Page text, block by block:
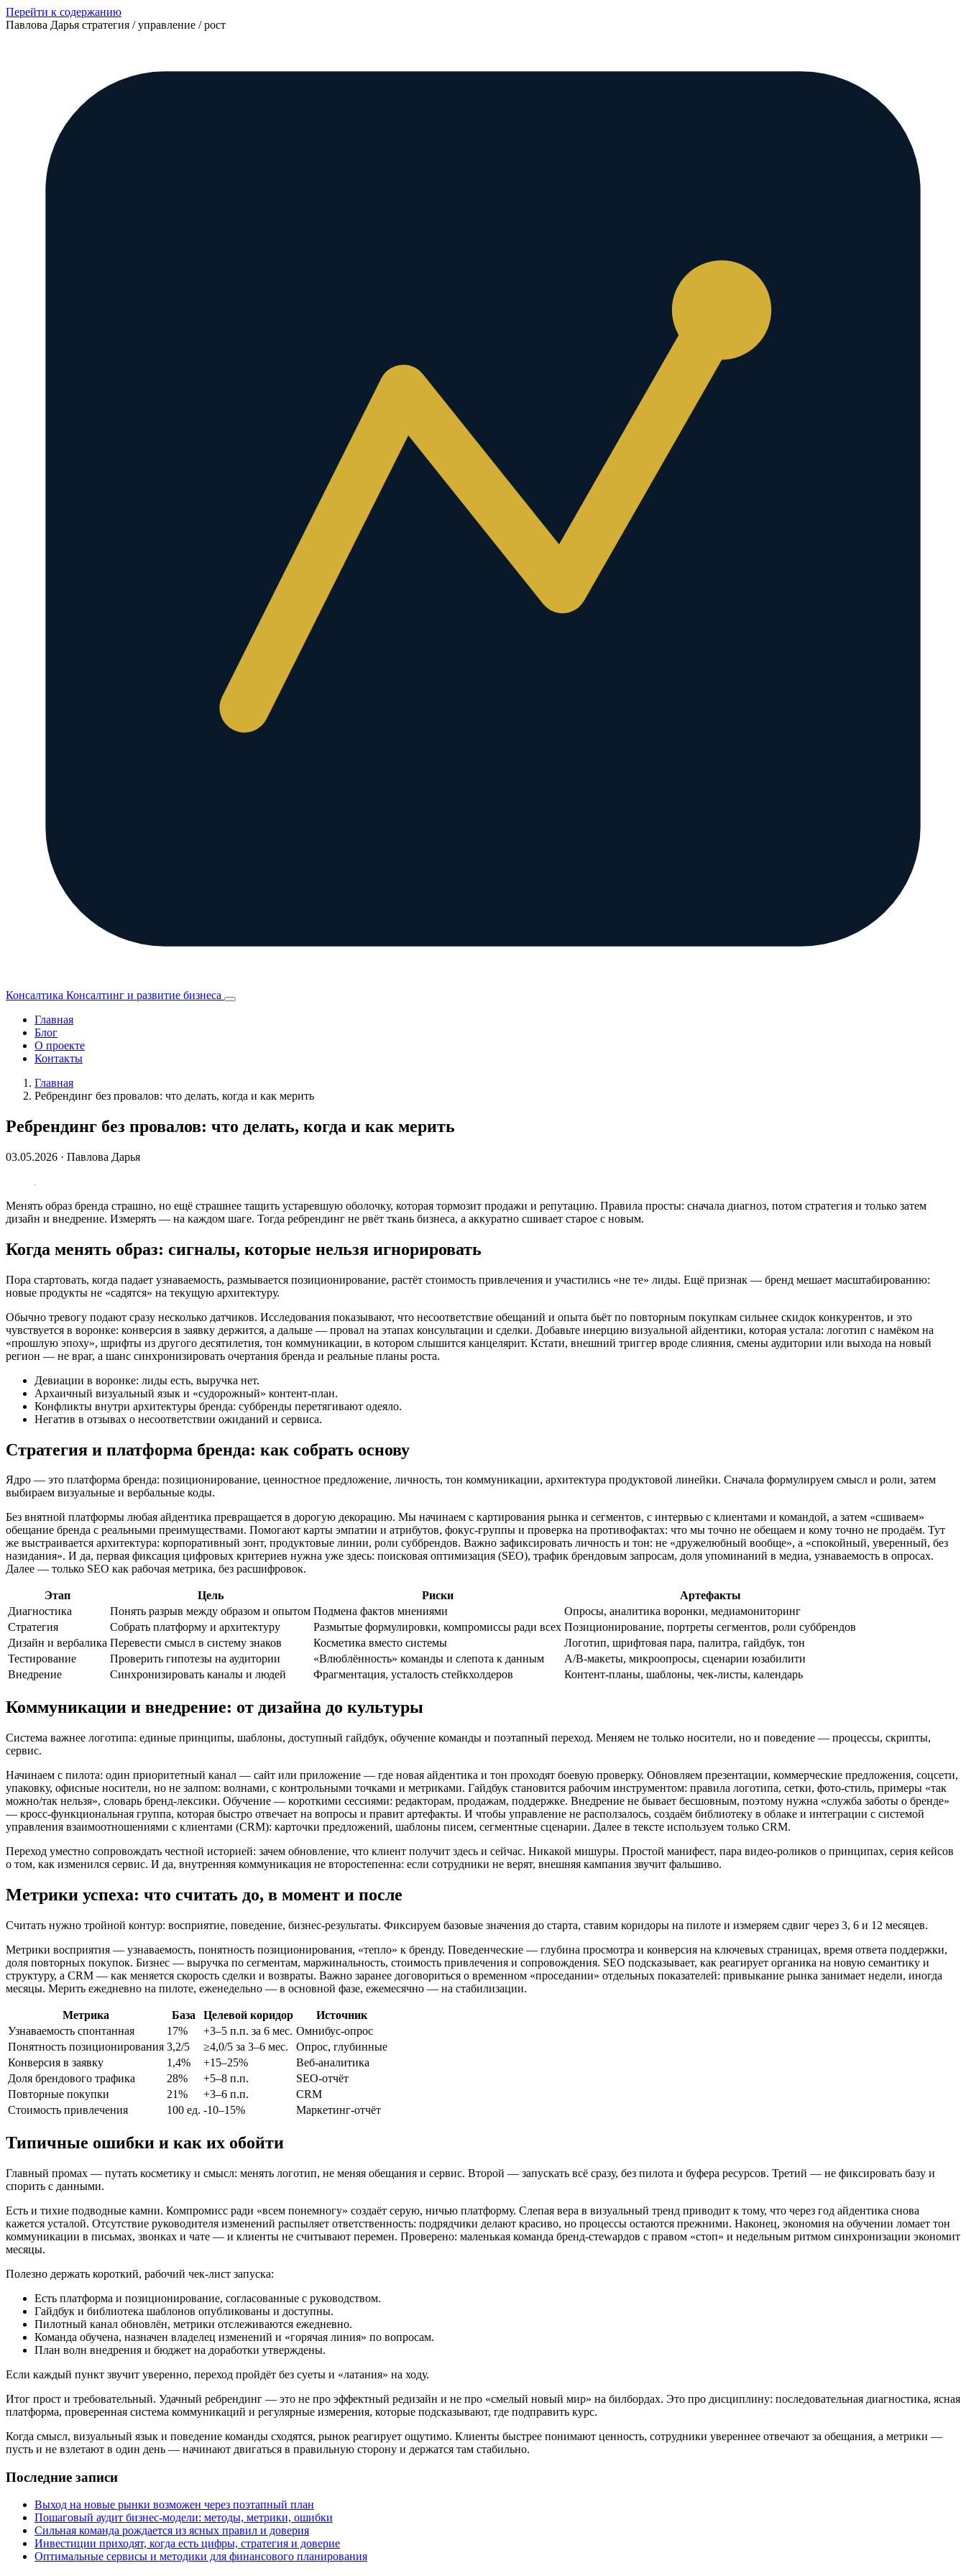
Перейти к содержанию
Павлова Дарья стратегия / управление / рост
Консалтика Консалтинг и развитие бизнеса
Главная
Блог
О проекте
Контакты
Главная
Ребрендинг без провалов: что делать, когда и как мерить
Ребрендинг без провалов: что делать, когда и как мерить
03.05.2026 · Павлова Дарья
Менять образ бренда страшно, но ещё страшнее тащить устаревшую оболочку, которая тормозит продажи и репутацию. Правила просты: сначала диагноз, потом стратегия и только затем
дизайн и внедрение. Измерять — на каждом шаге. Тогда ребрендинг не рвёт ткань бизнеса, а аккуратно сшивает старое с новым.
Когда менять образ: сигналы, которые нельзя игнорировать
Пора стартовать, когда падает узнаваемость, размывается позиционирование, растёт стоимость привлечения и участились «не те» лиды. Ещё признак — бренд мешает масштабированию:
новые продукты не «садятся» на текущую архитектуру.
Обычно тревогу подают сразу несколько датчиков. Исследования показывают, что несоответствие обещаний и опыта бьёт по повторным покупкам сильнее скидок конкурентов, и это
чувствуется в воронке: конверсия в заявку держится, а дальше — провал на этапах консультации и сделки. Добавьте инерцию визуальной айдентики, которая устала: логотип с намёком на
«прошлую эпоху», шрифты из другого десятилетия, тон коммуникации, в котором слышится канцелярит. Кстати, внешний триггер вроде слияния, смены аудитории или выхода на новый
регион — не враг, а шанс синхронизировать очертания бренда и реальные планы роста.
Девиации в воронке: лиды есть, выручка нет.
Архаичный визуальный язык и «судорожный» контент-план.
Конфликты внутри архитектуры бренда: суббренды перетягивают одеяло.
Негатив в отзывах о несоответствии ожиданий и сервиса.
Стратегия и платформа бренда: как собрать основу
Ядро — это платформа бренда: позиционирование, ценностное предложение, личность, тон коммуникации, архитектура продуктовой линейки. Сначала формулируем смысл и роли, затем
выбираем визуальные и вербальные коды.
Без внятной платформы любая айдентика превращается в дорогую декорацию. Мы начинаем с картирования рынка и сегментов, с интервью с клиентами и командой, а затем «сшиваем»
обещание бренда с реальными преимуществами. Помогают карты эмпатии и атрибутов, фокус-группы и проверка на противофактах: что мы точно не обещаем и кому точно не продаём. Тут
же выстраивается архитектура: корпоративный зонт, продуктовые линии, роли суббрендов. Важно зафиксировать личность и тон: не «дружелюбный вообще», а «спокойный, уверенный, без
назидания». И да, первая фиксация цифровых критериев нужна уже здесь: поисковая оптимизация (SEO), трафик брендовым запросам, доля упоминаний в медиа, узнаваемость в опросах.
Далее — только SEO как рабочая метрика, без расшифровок.
Этап Цель Риски
Артефакты
Диагностика
Понять разрыв между образом и опытом Подмена фактов мнениями
Опросы, аналитика воронки, медиамониторинг
Стратегия
Собрать платформу и архитектуру Размытые формулировки, компромиссы ради всех Позиционирование, портреты сегментов, роли суббрендов
Дизайн и вербалика Перевести смысл в систему знаков Косметика вместо системы
Логотип, шрифтовая пара, палитра, гайдбук, тон
Тестирование
Проверить гипотезы на аудитории «Влюблённость» команды и слепота к данным
A/B-макеты, микроопросы, сценарии юзабилити
Внедрение
Синхронизировать каналы и людей Фрагментация, усталость стейкхолдеров Контент-планы, шаблоны, чек-листы, календарь
Коммуникации и внедрение: от дизайна до культуры
Система важнее логотипа: единые принципы, шаблоны, доступный гайдбук, обучение команды и поэтапный переход. Меняем не только носители, но и поведение — процессы, скрипты,
сервис.
Начинаем с пилота: один приоритетный канал — сайт или приложение — где новая айдентика и тон проходят боевую проверку. Обновляем презентации, коммерческие предложения, соцсети,
упаковку, офисные носители, но не залпом: волнами, с контрольными точками и метриками. Гайдбук становится рабочим инструментом: правила логотипа, сетки, фото-стиль, примеры «так
можно/так нельзя», словарь бренд-лексики. Обучение — короткими сессиями: редакторам, продажам, поддержке. Внедрение не бывает бесшовным, поэтому нужна «служба заботы о бренде»
— кросс-функциональная группа, которая быстро отвечает на вопросы и правит артефакты. И чтобы управление не расползалось, создаём библиотеку в облаке и интеграции с системой
управления взаимоотношениями с клиентами (CRM): карточки предложений, шаблоны писем, сегментные сценарии. Далее в тексте используем только CRM.
Переход уместно сопровождать честной историей: зачем обновление, что клиент получит здесь и сейчас. Никакой мишуры. Простой манифест, пара видео-роликов о принципах, серия кейсов
о том, как изменился сервис. И да, внутренняя коммуникация не второстепенна: если сотрудники не верят, внешняя кампания звучит фальшиво.
Метрики успеха: что считать до, в момент и после
Считать нужно тройной контур: восприятие, поведение, бизнес-результаты. Фиксируем базовые значения до старта, ставим коридоры на пилоте и измеряем сдвиг через 3, 6 и 12 месяцев.
Метрики восприятия — узнаваемость, понятность позиционирования, «тепло» к бренду. Поведенческие — глубина просмотра и конверсия на ключевых страницах, время ответа поддержки,
доля повторных покупок. Бизнес — выручка по сегментам, маржинальность, стоимость привлечения и сопровождения. SEO подсказывает, как реагирует органика на новую семантику и
структуру, а CRM — как меняется скорость сделки и возвраты. Важно заранее договориться о временном «проседании» отдельных показателей: привыкание рынка занимает недели, иногда
месяцы. Мерить ежедневно на пилоте, еженедельно — в основной фазе, ежемесячно — на стабилизации.
Метрика База Целевой коридор
Источник
Узнаваемость спонтанная
17% +3–5 п.п. за 6 мес. Омнибус-опрос
Понятность позиционирования 3,2/5 ≥4,0/5 за 3–6 мес.
Опрос, глубинные
Конверсия в заявку
1,4% +15–25%
Веб-аналитика
Доля брендового трафика
28% +5–8 п.п.
SEO-отчёт
Повторные покупки
21% +3–6 п.п.
CRM
Стоимость привлечения
100 ед. -10–15% Маркетинг-отчёт
Типичные ошибки и как их обойти
Главный промах — путать косметику и смысл: менять логотип, не меняя обещания и сервис. Второй — запускать всё сразу, без пилота и буфера ресурсов. Третий — не фиксировать базу и
спорить с данными.
Есть и тихие подводные камни. Компромисс ради «всем понемногу» создаёт серую, ничью платформу. Слепая вера в визуальный тренд приводит к тому, что через год айдентика снова
кажется усталой. Отсутствие руководителя изменений распыляет ответственность: подрядчики делают красиво, но процессы остаются прежними. Наконец, экономия на обучении ломает тон
коммуникации в письмах, звонках и чате — и клиенты не считывают перемен. Проверено: маленькая команда бренд-стewардов с правом «стоп» и недельным ритмом синхронизации экономит
месяцы.
Полезно держать короткий, рабочий чек-лист запуска:
Есть платформа и позиционирование, согласованные с руководством.
Гайдбук и библиотека шаблонов опубликованы и доступны.
Пилотный канал обновлён, метрики отслеживаются ежедневно.
Команда обучена, назначен владелец изменений и «горячая линия» по вопросам.
План волн внедрения и бюджет на доработки утверждены.
Если каждый пункт звучит уверенно, переход пройдёт без суеты и «латания» на ходу.
Итог прост и требовательный. Удачный ребрендинг — это не про эффектный редизайн и не про «смелый новый мир» на билбордах. Это про дисциплину: последовательная диагностика, ясная
платформа, проверенная система коммуникаций и регулярные измерения, которые подсказывают, где подправить курс.
Когда смысл, визуальный язык и поведение команды сходятся, рынок реагирует ощутимо. Клиенты быстрее понимают ценность, сотрудники увереннее отвечают за обещания, а метрики —
пусть и не взлетают в один день — начинают двигаться в правильную сторону и держатся там стабильно.
Последние записи
Выход на новые рынки возможен через поэтапный план
Пошаговый аудит бизнес‑модели: методы, метрики, ошибки
Сильная команда рождается из ясных правил и доверия
Инвестиции приходят, когда есть цифры, стратегия и доверие
Оптимальные сервисы и методики для финансового планирования